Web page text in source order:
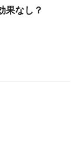
果なし？